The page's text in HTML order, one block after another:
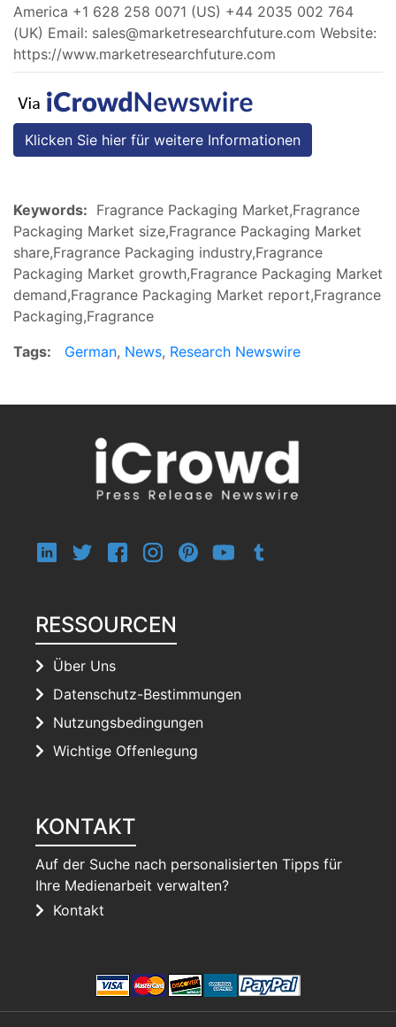
America +1 628 258 0071 (US) +44 2035 002 764
(UK) Email: sales@marketresearchfuture.com Website:
https://www.marketresearchfuture.com
Klicken Sie hier für weitere Informationen
Keywords: Fragrance Packaging Market,Fragrance
Packaging Market size,Fragrance Packaging Market
share,Fragrance Packaging industry,Fragrance
Packaging Market growth,Fragrance Packaging Market
demand,Fragrance Packaging Market report,Fragrance
Packaging,Fragrance
Tags:
German, News, Research Newswire
RESSOURCEN
Über Uns
Datenschutz-Bestimmungen
Nutzungsbedingungen
Wichtige Offenlegung
KONTAKT
Auf der Suche nach personalisierten Tipps für
Ihre Medienarbeit verwalten?
Kontakt